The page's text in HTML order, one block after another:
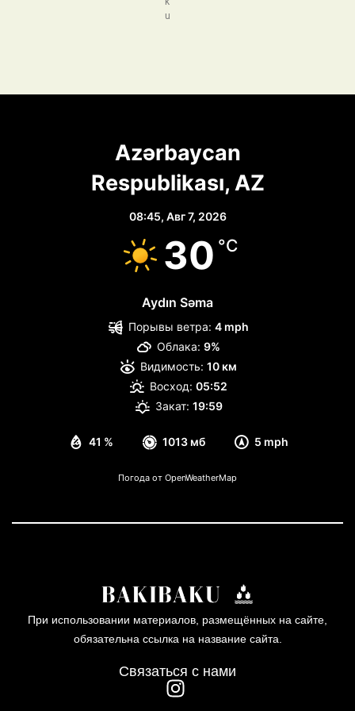
u
Azərbaycan
Respublikası, AZ
08:45, Авг 7, 2026
30 °C
Aydın Səma
41 % 1013 мб 5 mph
Порывы ветра: 4 mph
Облака: 9%
Видимость: 10 км
Восход: 05:52
Закат: 19:59
Погода от OpenWeatherMap
При использовании материалов, размещённых на сайте,
обязательна ссылка на название сайта.
Связаться с нами